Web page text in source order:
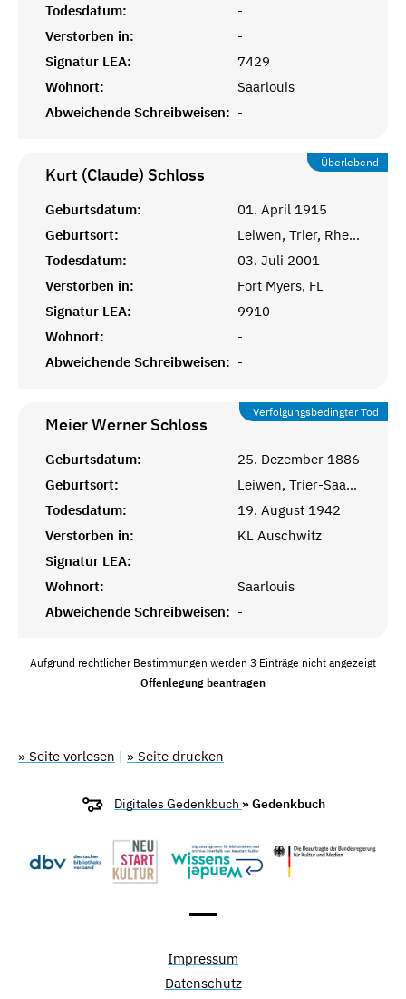
Todesdatum:
-
Verstorben in:
-
Signatur LEA:
7429
Wohnort:
Saarlouis
Abweichende Schreibweisen: -
Überlebend
Kurt (Claude) Schloss
Geburtsdatum:
01. April 1915
Geburtsort:
Leiwen, Trier, Rheinprovinz
Todesdatum:
03. Juli 2001
Verstorben in:
Fort Myers, FL
Signatur LEA:
9910
Wohnort:
-
Abweichende Schreibweisen: -
Verfolgungsbedingter Tod
Meier Werner Schloss
Geburtsdatum:
25. Dezember 1886
Geburtsort:
Leiwen, Trier-Saarburg
Todesdatum:
19. August 1942
Verstorben in:
KL Auschwitz
Signatur LEA:
Wohnort:
Saarlouis
Abweichende Schreibweisen: -
Aufgrund rechtlicher Bestimmungen werden 3 Einträge nicht angezeigt
Offenlegung beantragen
» Seite vorlesen | » Seite drucken
Digitales Gedenkbuch » Gedenkbuch
Impressum
Datenschutz